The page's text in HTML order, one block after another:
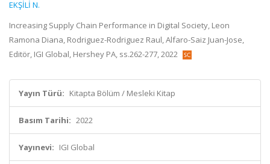
EKŞİLİ N.
Increasing Supply Chain Performance in Digital Society, Leon
Ramona Diana, Rodriguez-Rodriguez Raul, Alfaro-Saiz Juan-Jose,
Editör, IGI Global, Hershey PA, ss.262-277, 2022
Yayın Türü: Kitapta Bölüm / Mesleki Kitap
Basım Tarihi: 2022
Yayınevi: IGI Global